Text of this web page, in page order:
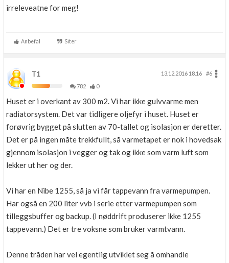
irreleveatne for meg!
Anbefal Siter
T1 13.12.2016 18.16
#6
782
0
Huset er i overkant av 300 m2. Vi har ikke gulvvarme men
radiatorsystem. Det var tidligere oljefyr i huset. Huset er
forøvrig bygget på slutten av 70-tallet og isolasjon er deretter.
Det er på ingen måte trekkfullt, så varmetapet er nok i hovedsak
gjennom isolasjon i vegger og tak og ikke som varm luft som
lekker ut her og der.
Vi har en Nibe 1255, så ja vi får tappevann fra varmepumpen.
Har også en 200 liter vvb i serie etter varmepumpen som
tilleggsbuffer og backup. (I nøddrift produserer ikke 1255
tappevann.) Det er tre voksne som bruker varmtvann.
Denne tråden har vel egentlig utviklet seg å omhandle